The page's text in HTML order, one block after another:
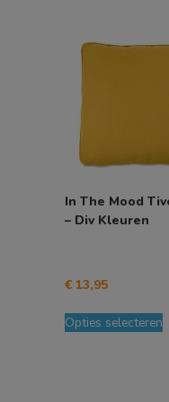
In The Mood
– Div Kleuren
€ 13,95
Opties selecteren
Dit